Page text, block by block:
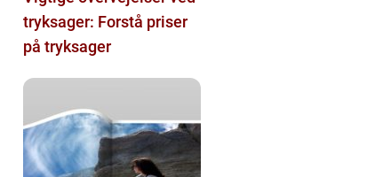
tryksager: Forstå priser
på tryksager